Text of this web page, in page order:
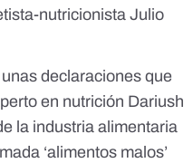
nutricionista Julio
unas declaraciones que
en nutrición Dariush
la industria alimentaria
‘alimentos malos’